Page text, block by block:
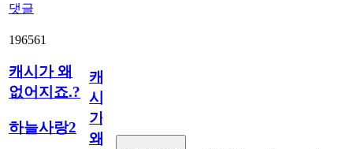
댓글
196561
캐시가 왜
없어지죠.?
하늘사랑2
캐
시
가
왜